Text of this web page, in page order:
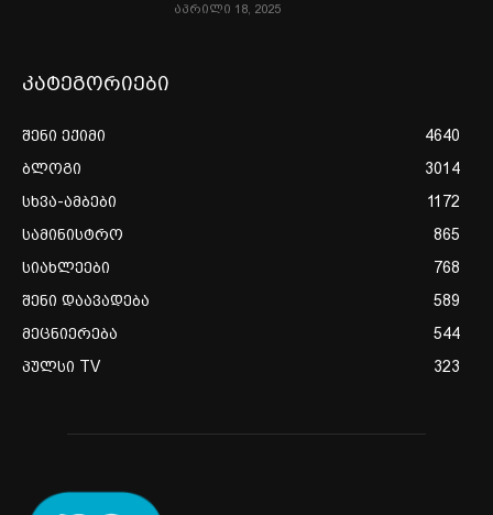
აპრილი 18, 2025
კატეგორიები
შენი ექიმი
4640
ბლოგი
3014
სხვა-ამბები
1172
სამინისტრო
865
სიახლეები
768
შენი დაავადება
589
მეცნიერება
544
პულსი TV
323